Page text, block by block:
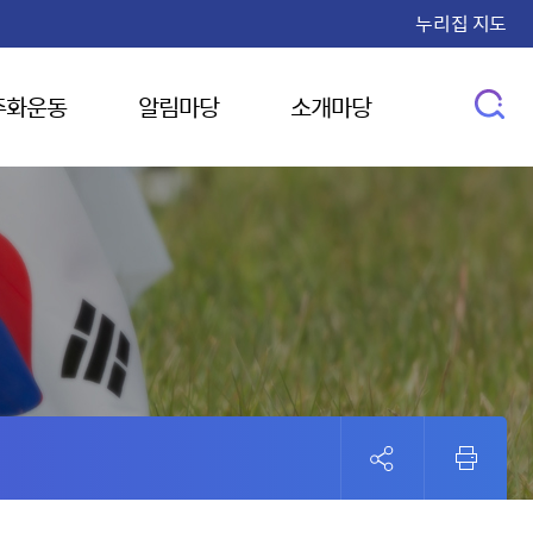
누리집 지도
운동 알림마당 소개마당